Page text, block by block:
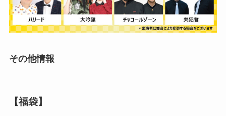
その他情報
【福袋】